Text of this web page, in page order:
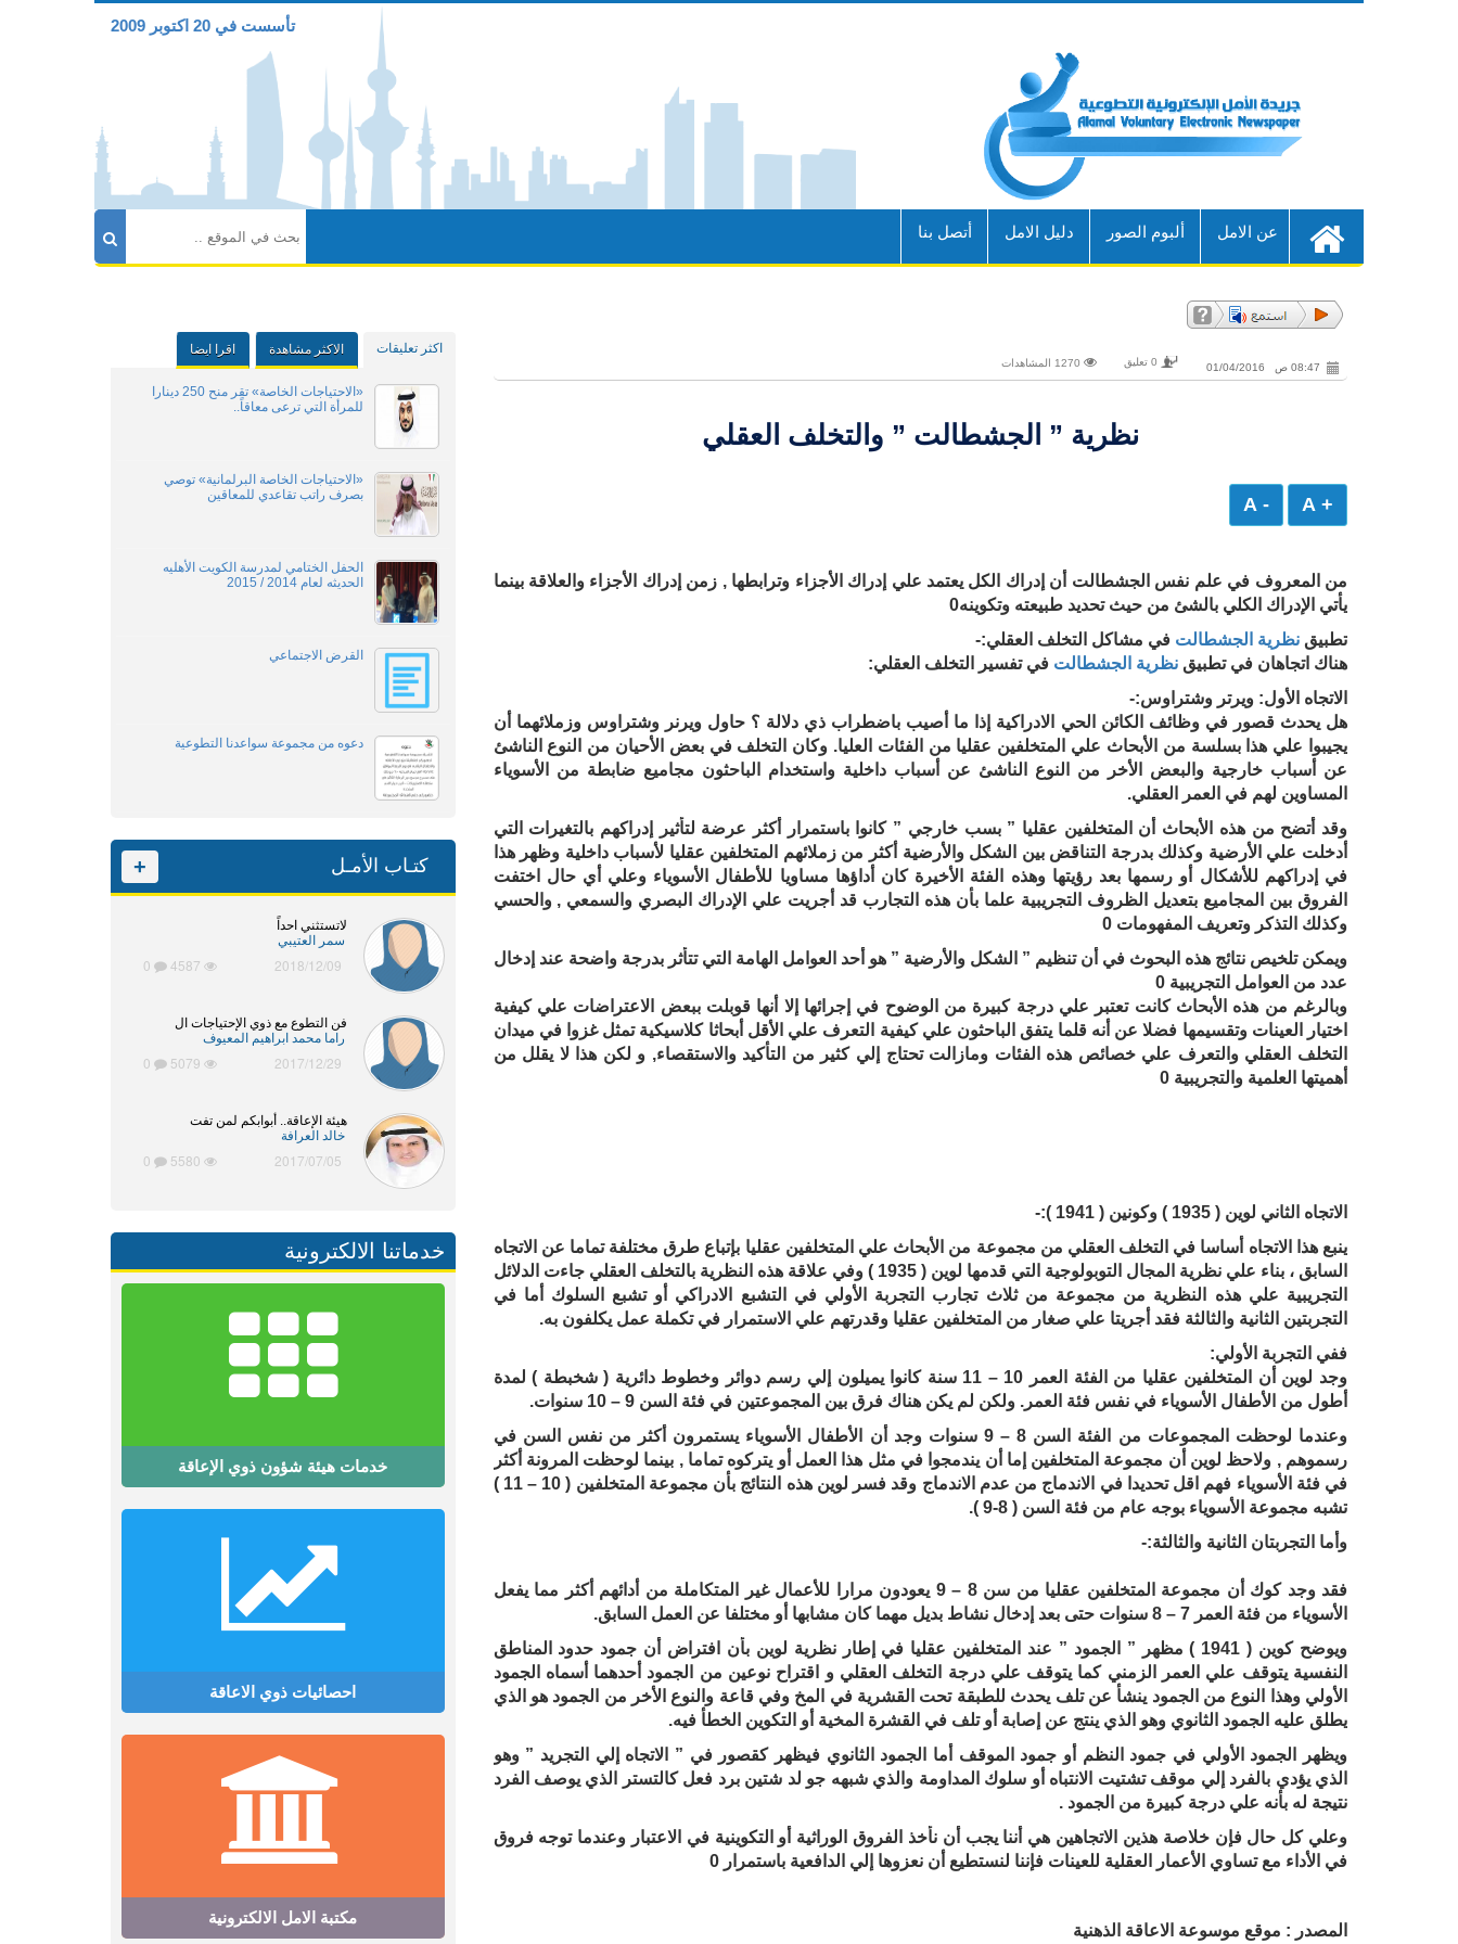
تأسست في 20 اكتوبر 2009
عن الامل ألبوم الصور دليل الامل أتصل بنا
08:47 ص 01/04/2016 0 تعليق
نظرية ” الجشطالت ” والتخلف العقلي
+ A
- A
من المعروف في علم نفس الجشطالت أن إدراك الكل يعتمد علي إدراك الأجزاء وترابطها , زمن إدراك الأجزاء والعلاقة بينما
يأتي الإدراك الكلي بالشئ من حيث تحديد طبيعته وتكوينه0
تطبيق نظرية الجشطالت في مشاكل التخلف العقلي:-
هناك اتجاهان في تطبيق نظرية الجشطالت في تفسير التخلف العقلي:
الاتجاه الأول: ويرتر وشتراوس:-
هل يحدث قصور في وظائف الكائن الحي الادراكية إذا ما أصيب باضطراب ذي دلالة ؟ حاول ويرنر وشتراوس وزملائهما أن
يجيبوا علي هذا بسلسة من الأبحاث علي المتخلفين عقليا من الفئات العليا. وكان التخلف في بعض الأحيان من النوع الناشئ
عن أسباب خارجية والبعض الأخر من النوع الناشئ عن أسباب داخلية واستخدام الباحثون مجاميع ضابطة من الأسوياء
المساوين لهم في العمر العقلي.
وقد أتضح من هذه الأبحاث أن المتخلفين عقليا ” بسب خارجي ” كانوا باستمرار أكثر عرضة لتأثير إدراكهم بالتغيرات التي
أدخلت علي الأرضية وكذلك بدرجة التناقض بين الشكل والأرضية أكثر من زملائهم المتخلفين عقليا لأسباب داخلية وظهر هذا
في إدراكهم للأشكال أو رسمها بعد رؤيتها وهذه الفئة الأخيرة كان أداؤها مساويا للأطفال الأسوياء وعلي أي حال اختفت
الفروق بين المجاميع بتعديل الظروف التجريبية علما بأن هذه التجارب قد أجريت علي الإدراك البصري والسمعي , والحسي
وكذلك التذكر وتعريف المفهومات 0
ويمكن تلخيص نتائج هذه البحوث في أن تنظيم ” الشكل والأرضية ” هو أحد العوامل الهامة التي تتأثر بدرجة واضحة عند إدخال
عدد من العوامل التجريبية 0
وبالرغم من هذه الأبحاث كانت تعتبر علي درجة كبيرة من الوضوح في إجرائها إلا أنها قوبلت ببعض الاعتراضات علي كيفية
اختيار العينات وتقسيمها فضلا عن أنه قلما يتفق الباحثون علي كيفية التعرف علي الأقل أبحاثا كلاسيكية تمثل غزوا في ميدان
التخلف العقلي والتعرف علي خصائص هذه الفئات ومازالت تحتاج إلي كثير من التأكيد والاستقصاء, و لكن هذا لا يقلل من
أهميتها العلمية والتجريبية 0
الاتجاه الثاني لوين ( 1935 ) وكونين ( 1941 ):-
ينبع هذا الاتجاه أساسا في التخلف العقلي من مجموعة من الأبحاث علي المتخلفين عقليا بإتباع طرق مختلفة تماما عن الاتجاه
السابق ، بناء علي نظرية المجال التوبولوجية التي قدمها لوين ( 1935 ) وفي علاقة هذه النظرية بالتخلف العقلي جاءت الدلائل
التجريبية علي هذه النظرية من مجموعة من ثلاث تجارب التجربة الأولي في التشبع الادراكي أو تشبع السلوك أما في
التجربتين الثانية والثالثة فقد أجريتا علي صغار من المتخلفين عقليا وقدرتهم علي الاستمرار في تكملة عمل يكلفون به.
ففي التجربة الأولي:
وجد لوين أن المتخلفين عقليا من الفئة العمر 10 – 11 سنة كانوا يميلون إلي رسم دوائر وخطوط دائرية ( شخبطة ) لمدة
أطول من الأطفال الأسوياء في نفس فئة العمر. ولكن لم يكن هناك فرق بين المجموعتين في فئة السن 9 – 10 سنوات.
وعندما لوحظت المجموعات من الفئة السن 8 – 9 سنوات وجد أن الأطفال الأسوياء يستمرون أكثر من نفس السن في
رسموهم , ولاحظ لوين أن مجموعة المتخلفين إما أن يندمجوا في مثل هذا العمل أو يتركوه تماما , بينما لوحظت المرونة أكثر
في فئة الأسوياء فهم اقل تحديدا في الاندماج من عدم الاندماج وقد فسر لوين هذه النتائج بأن مجموعة المتخلفين ( 10 – 11 )
تشبه مجموعة الأسوياء بوجه عام من فئة السن ( 8-9 ).
وأما التجربتان الثانية والثالثة:-
فقد وجد كوك أن مجموعة المتخلفين عقليا من سن 8 – 9 يعودون مرارا للأعمال غير المتكاملة من أدائهم أكثر مما يفعل
الأسوياء من فئة العمر 7 – 8 سنوات حتى بعد إدخال نشاط بديل مهما كان مشابها أو مختلفا عن العمل السابق.
ويوضح كوين ( 1941 ) مظهر ” الجمود ” عند المتخلفين عقليا في إطار نظرية لوين بأن افتراض أن جمود حدود المناطق
النفسية يتوقف علي العمر الزمني كما يتوقف علي درجة التخلف العقلي و اقتراح نوعين من الجمود أحدهما أسماه الجمود
الأولي وهذا النوع من الجمود ينشأ عن تلف يحدث للطبقة تحت القشرية في المخ وفي قاعة والنوع الأخر من الجمود هو الذي
يطلق عليه الجمود الثانوي وهو الذي ينتج عن إصابة أو تلف في القشرة المخية أو التكوين الخطأ فيه.
ويظهر الجمود الأولي في جمود النظم أو جمود الموقف أما الجمود الثانوي فيظهر كقصور في ” الاتجاه إلي التجريد ” وهو
الذي يؤدي بالفرد إلي موقف تشتيت الانتباه أو سلوك المداومة والذي شبهه جو لد شتين برد فعل كالتستر الذي يوصف الفرد
نتيجة له بأنه علي درجة كبيرة من الجمود .
وعلي كل حال فإن خلاصة هذين الاتجاهين هي أننا يجب أن نأخذ الفروق الوراثية أو التكوينية في الاعتبار وعندما توجه فروق
في الأداء مع تساوي الأعمار العقلية للعينات فإننا لنستطيع أن نعزوها إلي الدافعية باستمرار 0
المصدر : موقع موسوعة الاعاقة الذهنية
اكثر تعليقات الاكثر مشاهدة اقرا ايضا
«الاحتياجات الخاصة» تقر منح 250 دينارا
للمرأة التي ترعى معاقاً..
«الاحتياجات الخاصة البرلمانية» توصي
بصرف راتب تقاعدي للمعاقين
الحفل الختامي لمدرسة الكويت الأهليه
الحديثه لعام 2014 / 2015
القرض الاجتماعي
دعوه من مجموعة سواعدنا التطوعية
كتـاب الأمـل +
لاتستثني احداً
سمر العتيبي
2018/12/09
فن التطوع مع ذوي الإحتياجات ال
راما محمد ابراهيم المعيوف
2017/12/29
هيئة الإعاقة.. أبوابكم لمن تفت
خالد العرافة
2017/07/05
خدماتنا الالكترونية
خدمات هيئة شؤون ذوي الإعاقة
احصائيات ذوي الاعاقة
مكتبة الامل الالكترونية